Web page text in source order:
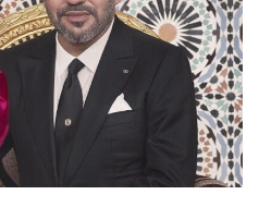
n
e
i